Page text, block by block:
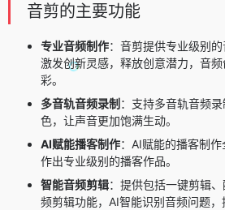
音剪的主要功能
专业音频制作：音剪提供专业级别
激发创新灵感，释放创意潜力，音
彩。
多音轨音频录制 ：支持多音轨音频
色，让声音更加饱满生动。
AI赋能播客制作：AI赋能的播客制
作出专业级别的播客作品。
智能音频剪辑：提供包括一键剪辑
频剪辑功能，AI智能识别音频问题，